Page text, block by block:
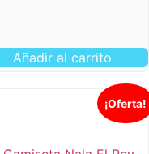
Añadir al carrito
¡Oferta!